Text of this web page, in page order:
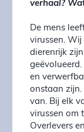
verhaal?
De mens
virussen. Wij
dierenrijk
en
onstaan zijn.
van. Bij elk
virussen om
Overlevers